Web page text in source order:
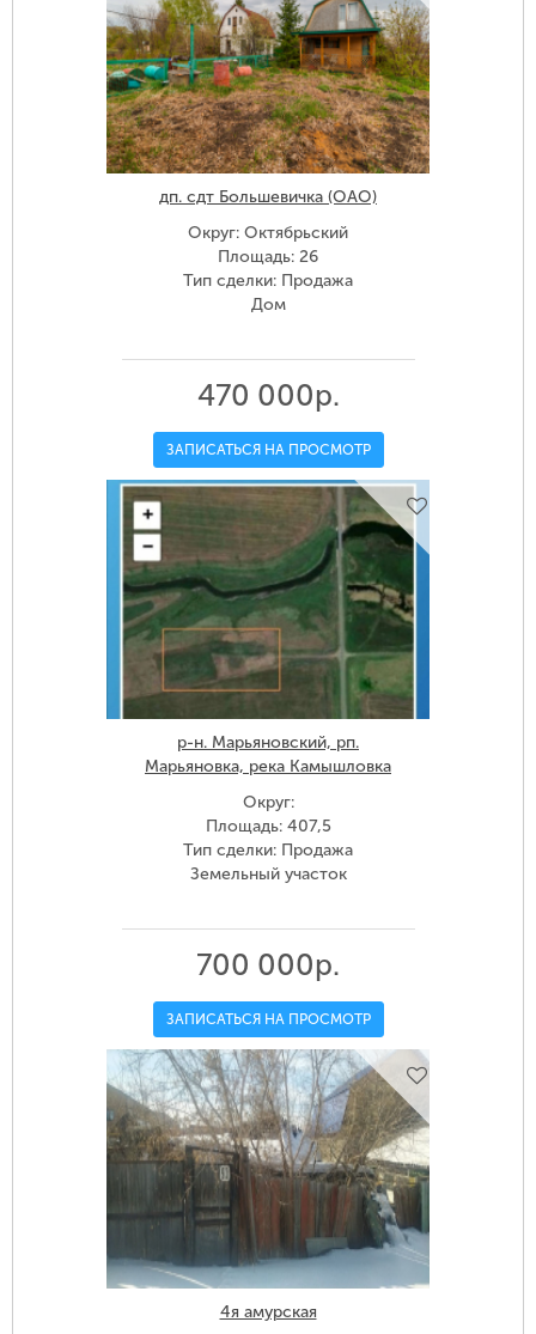
дп. сдт Большевичка (ОАО)
Округ: Октябрьский
Площадь: 26
Тип сделки: Продажа
Дом
470 000р.
ЗАПИСАТЬСЯ НА ПРОСМОТР
р-н. Марьяновский, рп.
Марьяновка, река Камышловка
Округ:
Площадь: 407,5
Тип сделки: Продажа
Земельный участок
700 000р.
ЗАПИСАТЬСЯ НА ПРОСМОТР
4я амурская